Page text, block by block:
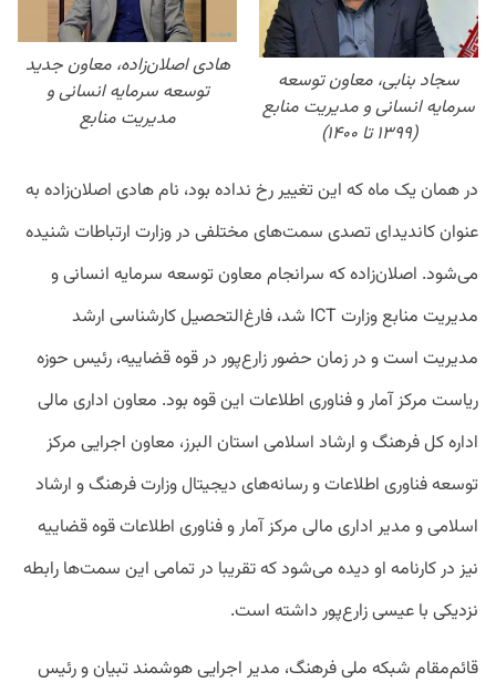
سجاد بنابی، معاون توسعه
سرمایه انسانی و مدیریت منابع
(۱۳۹۹ تا ۱۴۰۰)
هادی اصلان‌زاده، معاون جدید
توسعه سرمایه انسانی و
مدیریت منابع
در همان یک ماه که این تغییر رخ نداده بود، نام هادی اصلان‌زاده به
عنوان کاندیدای تصدی سمت‌های مختلفی در وزارت ارتباطات شنیده
می‌شود. اصلان‌زاده که سرانجام معاون توسعه سرمایه انسانی و
مدیریت منابع وزارت ICT شد، فارغ‌التحصیل کارشناسی ارشد
مدیریت است و در زمان حضور زارع‌پور در قوه قضاییه، رئیس حوزه
ریاست مرکز آمار و فناوری اطلاعات این قوه بود. معاون اداری مالی
اداره کل فرهنگ و ارشاد اسلامی استان البرز، معاون اجرایی مرکز
توسعه فناوری اطلاعات و رسانه‌های دیجیتال وزارت فرهنگ و ارشاد
اسلامی و مدیر اداری مالی مرکز آمار و فناوری اطلاعات قوه قضاییه
نیز در کارنامه او دیده می‌شود که تقریبا در تمامی این سمت‌ها رابطه
نزدیکی با عیسی زارع‌پور داشته است.
قائم‌مقام شبکه ملی فرهنگ، مدیر اجرایی هوشمند تبیان و رئیس